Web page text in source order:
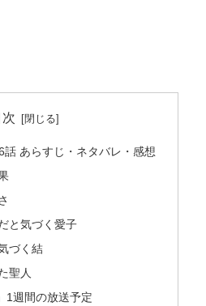
次
あらすじ・ネタバレ・感想
と気づく愛子
づく結
聖人
1週間の放送予定